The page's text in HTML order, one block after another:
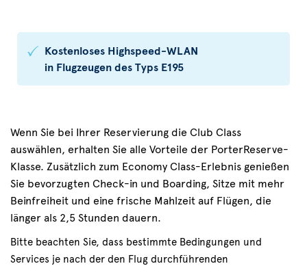
Kostenloses Highspeed-WLAN
in Flugzeugen des Typs E195
Wenn Sie bei Ihrer Reservierung die Club Class
auswählen, erhalten Sie alle Vorteile der PorterReserve-
Klasse. Zusätzlich zum Economy Class-Erlebnis genießen
Sie bevorzugten Check-in und Boarding, Sitze mit mehr
Beinfreiheit und eine frische Mahlzeit auf Flügen, die
länger als 2,5 Stunden dauern.
Bitte beachten Sie, dass bestimmte Bedingungen und
Services je nach der den Flug durchführenden